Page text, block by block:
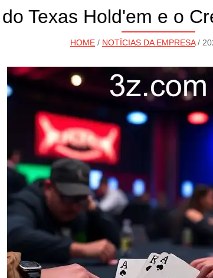
Texas Hold'em e o
HOME / NOTÍCIAS DA EMPRESA/